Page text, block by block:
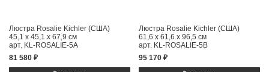
Люстра Rosalie Kichler (США)
45,1 x 45,1 x 67,9 см
арт. KL-ROSALIE-5A
81 580 ₽
Люстра Rosalie Kichler (США)
61,6 x 61,6 x 96,5 см
арт. KL-ROSALIE-5B
95 170 ₽